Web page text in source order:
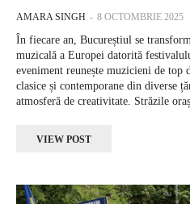
AMARA SINGH - 8 OCTOMBRIE 2025
În fiecare an, Bucureștiul se
muzicală a Europei datorită
eveniment reunește muzicieni de
clasice și contemporane din diverse
atmosferă de creativitate. Străzile
VIEW POST